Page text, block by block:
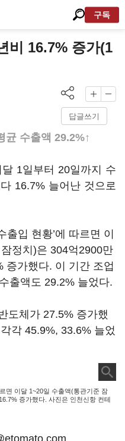
구독
비 16.7% 증가(1
답글쓰기
균 수출액 29.2%↑
1일부터 20일까지 수
16.7% 늘어난 것으로
입 현황’에 따르면 이
정치)은 304억2900만
증가했다. 이 기간 조업
출액도 29.2% 늘었다.
도체가 27.5% 증가했
각 45.9%, 33.6% 늘었
면 이달 1~20일 수출액(통관기준 잠
증가했다. 사진은 인천신항 컨테